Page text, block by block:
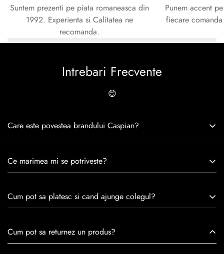
Suntem prezenti pe piata romaneasca din
1992. Experienta si Calitatea ne
recomanda.
Punem accent
fiecare
Intrebari Frecvente
😊
Care este povestea brandului Caspian?
experiență de peste 30 de ani în industria modei, Caspian se
satisfacția clienților.Fiecare pereche de încălțăminte Caspian
este creată cu mândrie de meșteri pricepuți, care aduc la
trecerea timpului.
Ce marimea mi se potriveste?
Cum pot sa platesc si cand ajunge colegul?
medie livrarea dureaza 1-2 zilelucratoare prin
Cum pot sa returnez un produs?